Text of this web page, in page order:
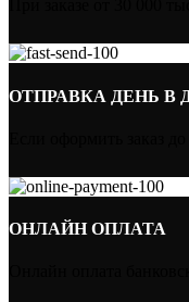
ОТПРАВКА ДЕНЬ В
ОНЛАЙН ОПЛАТА